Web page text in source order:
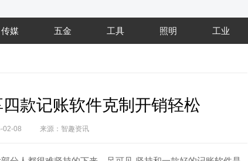
传媒 五金 工具 照明 工业
款记账软件克制开销轻松
02-08 来源：智趣资讯